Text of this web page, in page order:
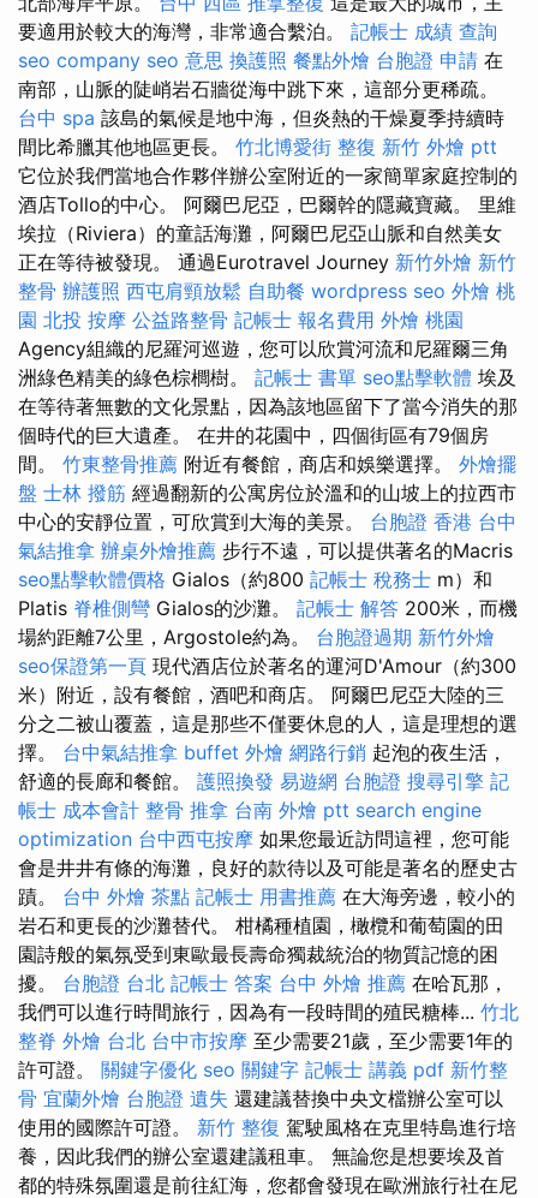
要適用於較大的海灣，非常適合繫泊。 記帳士 成績 查詢
seo company seo 意思 換護照 餐點外燴 台胞證 申請 在
南部，山脈的陡峭岩石牆從海中跳下來，這部分更稀疏。
台中 spa 該島的氣候是地中海，但炎熱的干燥夏季持續時
間比希臘其他地區更長。 竹北博愛街 整復 新竹 外燴 ptt
它位於我們當地合作夥伴辦公室附近的一家簡單家庭控制的
酒店Tollo的中心。 阿爾巴尼亞，巴爾幹的隱藏寶藏。 里維
埃拉（Riviera）的童話海灘，阿爾巴尼亞山脈和自然美女
正在等待被發現。 通過Eurotravel Journey 新竹外燴 新竹
整骨 辦護照 西屯肩頸放鬆 自助餐 wordpress seo 外燴 桃
園 北投 按摩 公益路整骨 記帳士 報名費用 外燴 桃園
Agency組織的尼羅河巡遊，您可以欣賞河流和尼羅爾三角
洲綠色精美的綠色棕櫚樹。 記帳士 書單 seo點擊軟體 埃及
在等待著無數的文化景點，因為該地區留下了當今消失的那
個時代的巨大遺產。 在井的花園中，四個街區有79個房
間。 竹東整骨推薦 附近有餐館，商店和娛樂選擇。 外燴擺
盤 士林 撥筋 經過翻新的公寓房位於溫和的山坡上的拉西市
中心的安靜位置，可欣賞到大海的美景。 台胞證 香港 台中
氣結推拿 辦桌外燴推薦 步行不遠，可以提供著名的Macris
seo點擊軟體價格 Gialos（約800 記帳士 稅務士 m）和
Platis 脊椎側彎 Gialos的沙灘。 記帳士 解答 200米，而機
場約距離7公里，Argostole約為。 台胞證過期 新竹外燴
seo保證第一頁 現代酒店位於著名的運河D'Amour（約300
米）附近，設有餐館，酒吧和商店。 阿爾巴尼亞大陸的三
分之二被山覆蓋，這是那些不僅要休息的人，這是理想的選
擇。 台中氣結推拿 buffet 外燴 網路行銷 起泡的夜生活，
舒適的長廊和餐館。 護照換發 易遊網 台胞證 搜尋引擎 記
帳士 成本會計 整骨 推拿 台南 外燴 ptt search engine
optimization 台中西屯按摩 如果您最近訪問這裡，您可能
會是井井有條的海灘，良好的款待以及可能是著名的歷史古
蹟。 台中 外燴 茶點 記帳士 用書推薦 在大海旁邊，較小的
岩石和更長的沙灘替代。 柑橘種植園，橄欖和葡萄園的田
園詩般的氣氛受到東歐最長壽命獨裁統治的物質記憶的困
擾。 台胞證 台北 記帳士 答案 台中 外燴 推薦 在哈瓦那，
我們可以進行時間旅行，因為有一段時間的殖民糖棒... 竹北
整脊 外燴 台北 台中市按摩 至少需要21歲，至少需要1年的
許可證。 關鍵字優化 seo 關鍵字 記帳士 講義 pdf 新竹整
骨 宜蘭外燴 台胞證 遺失 還建議替換中央文檔辦公室可以
使用的國際許可證。 新竹 整復 駕駛風格在克里特島進行培
養，因此我們的辦公室還建議租車。 無論您是想要埃及首
都的特殊氛圍還是前往紅海，您都會發現在歐洲旅行社在尼